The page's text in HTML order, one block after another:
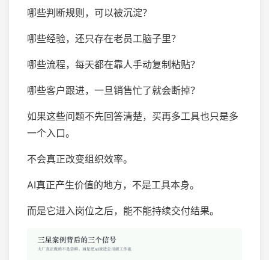
哪些判断规则，可以被沉淀？
哪些经验，还只存在老员工脑子里？
哪些流程，每天都在靠人手动复制粘贴？
哪些客户跟进，一旦销售忙了就会断掉？
如果这些问题不先回答清楚，买再多工具也只是多
一个入口。
不会真正改变组织效率。
AI真正产生价值的地方，不是工具本身。
而是它进入岗位之后，能不能持续交付结果。